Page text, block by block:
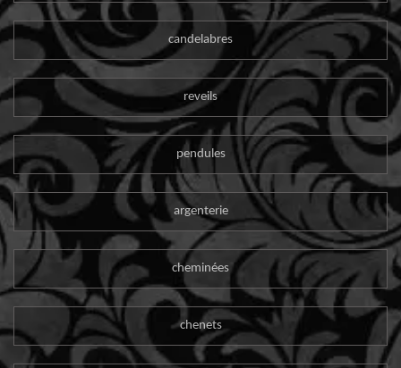
candelabres
reveils
pendules
argenterie
cheminées
chenets